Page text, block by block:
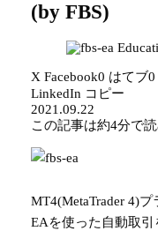
(by FBS)
X Facebook0 はてブ0
LinkedIn コピー
2021.09.22
この記事は約4分で読
MT4(MetaTrader 4)プ
EAを使った自動取